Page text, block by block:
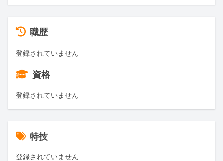
職歴
登録されていません
資格
登録されていません
特技
登録されていません